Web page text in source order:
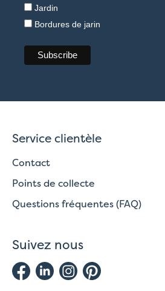
Jardin
Bordures de jarin
Service clientèle
Contact
Points de collecte
Questions fréquentes (FAQ)
Suivez nous